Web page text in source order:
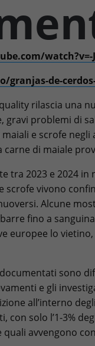
watch?v=-
de-
rilascia una
gravi problemi di
e scrofe negli
di maiale
tra 2023 e 2024 in
scrofe vivono
Alcune
fino a
europee lo
sono
e gli
all’interno
con solo l’1-3%
avvengono